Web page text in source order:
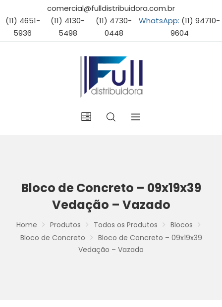
comercial@fulldistribuidora.com.br
(11) 4651-
5936
(11) 4130-
5498
(11) 4730-
0448
WhatsApp: (11) 94710-
9604
Bloco de Concreto – 09x19x39
Vedação – Vazado
Home Produtos Todos os Produtos
Blocos
Bloco de Concreto
Bloco de Concreto – 09x19x39
Vedação – Vazado